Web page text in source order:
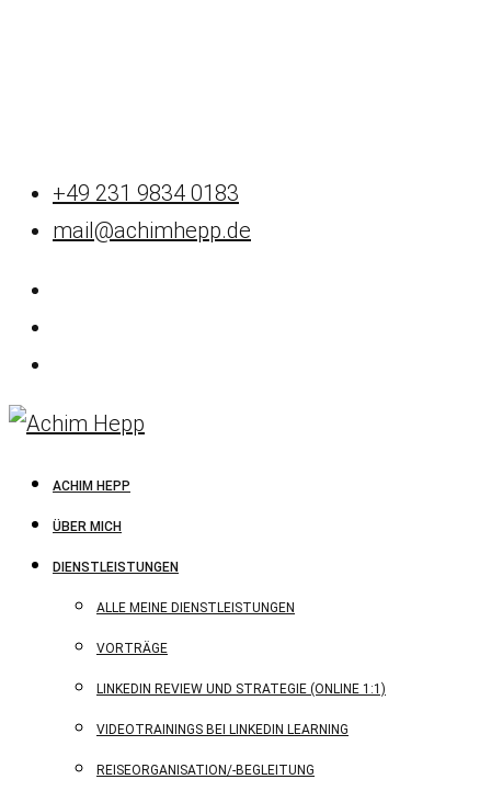
+49 231 9834 0183
mail@achimhepp.de
ACHIM HEPP
ÜBER MICH
DIENSTLEISTUNGEN
ALLE MEINE DIENSTLEISTUNGEN
VORTRÄGE
LINKEDIN REVIEW UND STRATEGIE (ONLINE 1:1)
VIDEOTRAININGS BEI LINKEDIN LEARNING
REISEORGANISATION/-BEGLEITUNG